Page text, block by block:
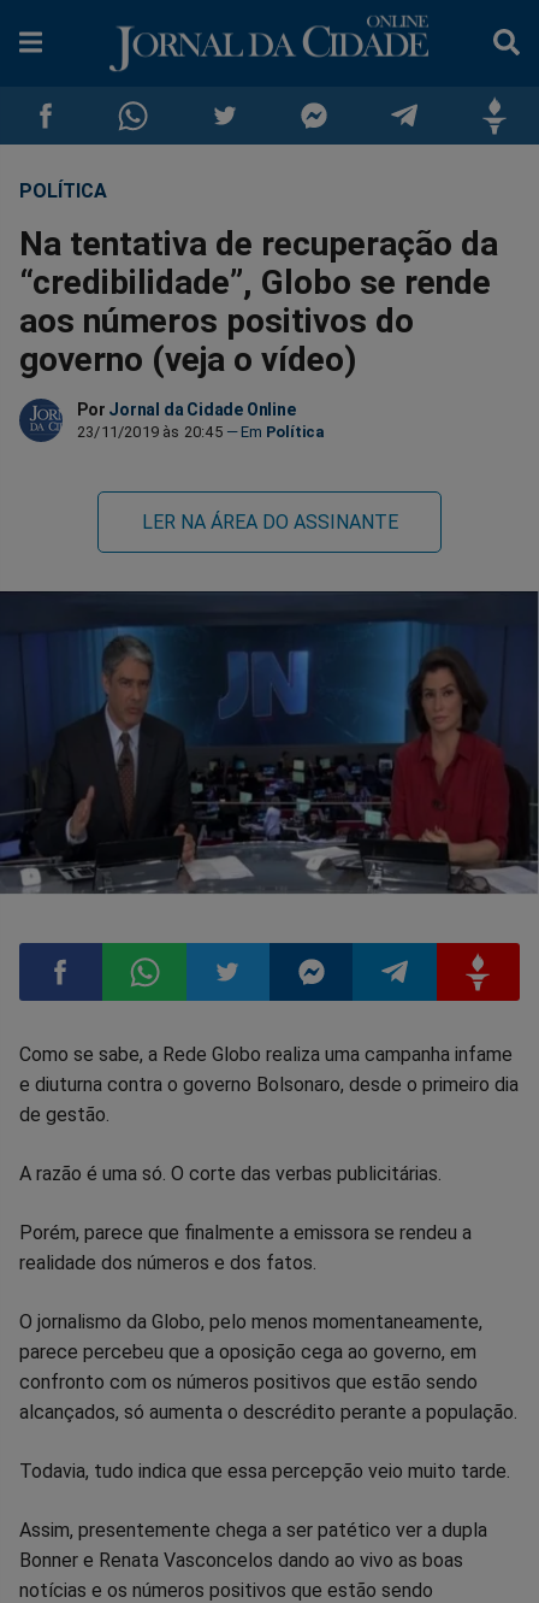
Compartilhar
no
Facebook
Compartilhar
no
Whatsapp
no
Twitter
no
Messenger
no
Telegram
no
POLÍTICA
Na tentativa de recuperação da
“credibilidade”, Globo se rende
aos números positivos do
governo (veja o vídeo)
Por Jornal da Cidade Online
23/11/2019 às 20:45 Política
LER NA ÁREA DO ASSINANTE
Compartilhar
no
Facebook
Compartilhar
Whatsapp
Compartilhar
Twitter
Compartilhar
Messenger
Compartilhar
Telegram
Como se sabe, a Rede Globo realiza uma campanha infame
e diuturna contra o governo Bolsonaro, desde o primeiro dia
de gestão.
A razão é uma só. O corte das verbas publicitárias.
Porém, parece que finalmente a emissora se rendeu a
realidade dos números e dos fatos.
O jornalismo da Globo, pelo menos momentaneamente,
parece percebeu que a oposição cega ao governo, em
confronto com os números positivos que estão sendo
alcançados, só aumenta o descrédito perante a população.
Todavia, tudo indica que essa percepção veio muito tarde.
Assim, presentemente chega a ser patético ver a dupla
Bonner e Renata Vasconcelos dando ao vivo as boas
notícias e os números positivos que estão sendo